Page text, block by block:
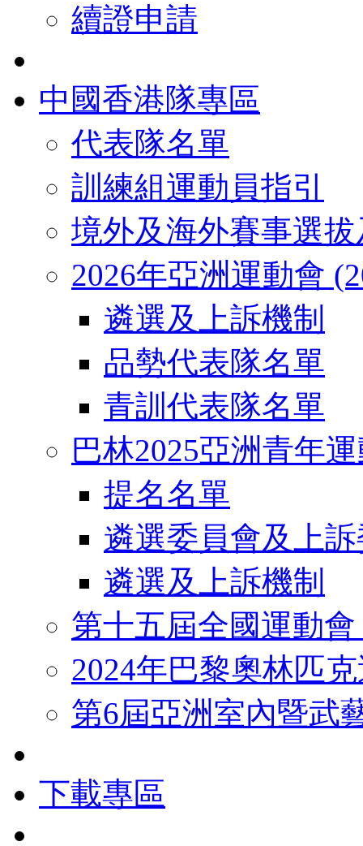
續證申請
中國香港隊專區
代表隊名單
訓練組運動員指引
境外及海外賽事選
2026年亞洲運動會
遴選及上訴機制
品勢代表隊名單
青訓代表隊名單
巴林2025亞洲青年
提名名單
遴選委員會及上
遴選及上訴機制
第十五屆全國運動
2024年巴黎奧林匹
第6屆亞洲室內暨武
下載專區